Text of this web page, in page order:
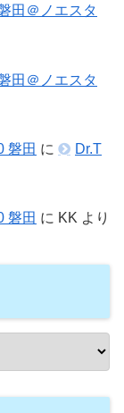
田＠ノエスタ
田＠ノエスタ
磐田 に
Dr.T
磐田 に KK より